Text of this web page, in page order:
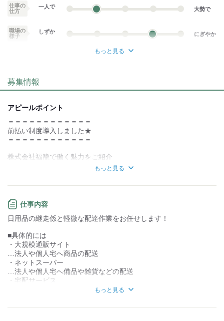
仕事の
仕方
一人で 大勢で
職場の
様子
しずか にぎやか
個性が生かせる
デスクワーク
お客様との対話が
少ない
・シニア
・外国人
・主婦（夫）
もっと見る
募集情報
アピールポイント
＝＝＝＝＝＝＝＝＝＝＝＝
前払い制度導入しました★
＝＝＝＝＝＝＝＝＝＝＝＝
株式会社福籠で働く魅力をご紹介
【３】Wワーク、副業OK
【４】独立希望の方も歓迎
【５】管理費用・事務手数料・加盟金なし
【６】週休2日もOK
【７】賞与（年2回）/昇給あり
【8】優良なリースプランあり
もっと見る
仕事内容
日用品の継走係と軽微な配達作業をお任せします！
■具体的には
・大規模通販サイト
…法人や個人宅へ商品の配送
・ネットスーパー
…法人や個人宅へ備品や雑貨などの配送
・宅配サービス
1～5kg程度の小さな荷物を扱います
もっと見る